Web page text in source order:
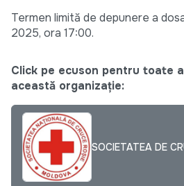
Termen limită de depunere a
2025, ora 17:00.
Click pe ecuson pentru toate
această organizație:
SOCIETATEA DE